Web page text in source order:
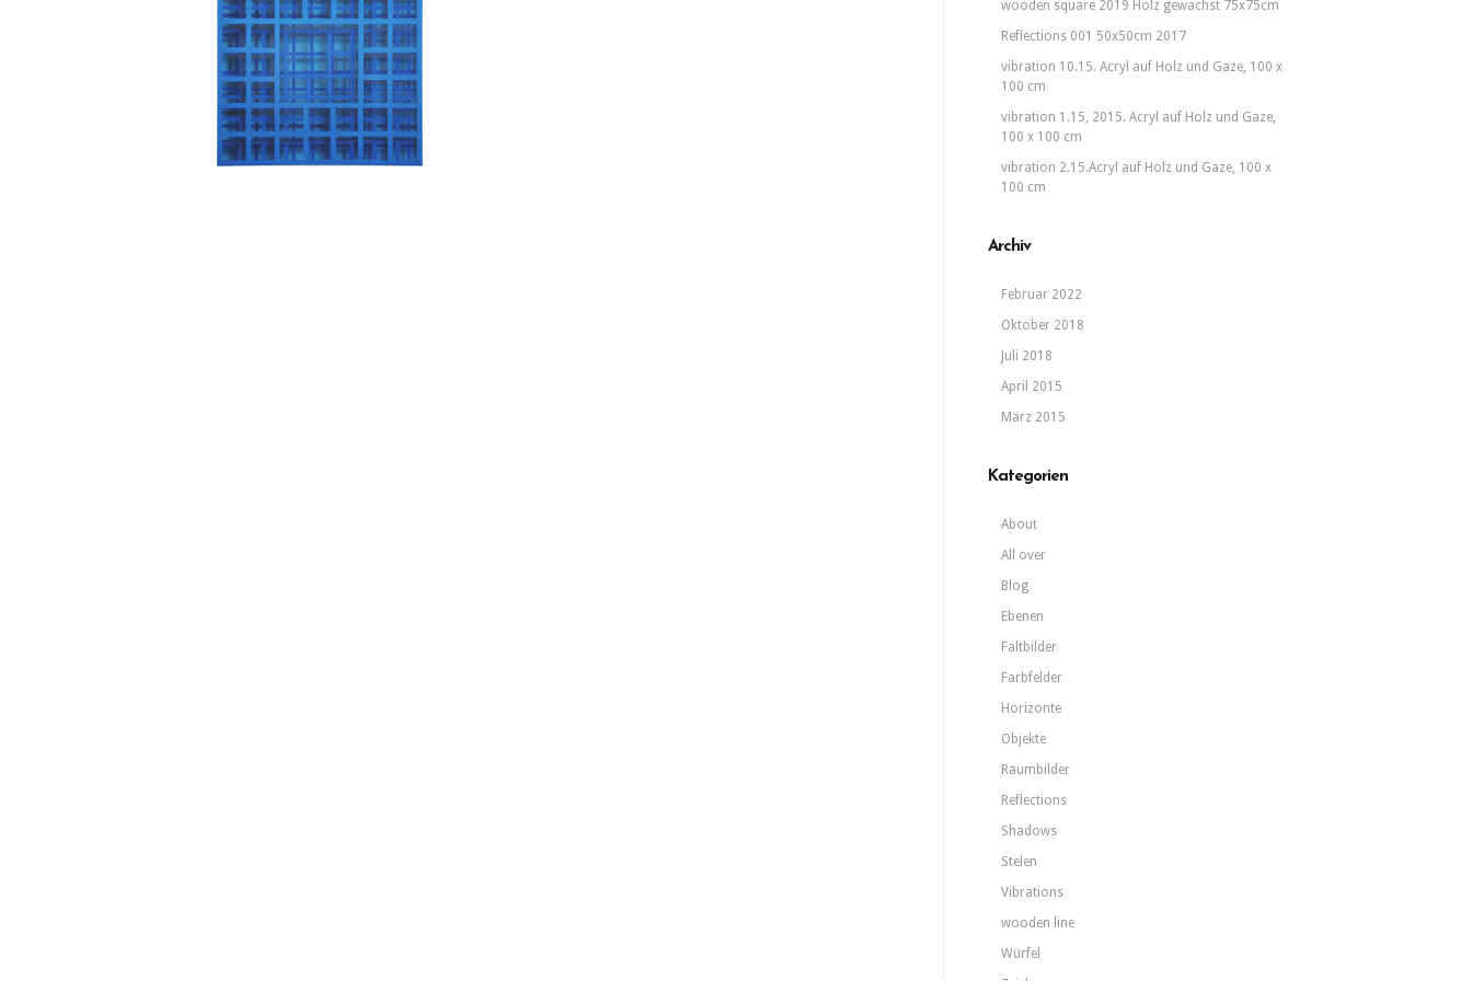
100
cm.
wooden square 2019 Holz gewachst 75x75cm
Reflections 001 50x50cm 2017
vibration 10.15. Acryl auf Holz und Gaze, 100 x
100 cm
vibration 1.15, 2015. Acryl auf Holz und Gaze,
100 x 100 cm
vibration 2.15.Acryl auf Holz und Gaze, 100 x
100 cm
Archiv
Februar 2022
Oktober 2018
Juli 2018
April 2015
März 2015
Kategorien
About
All over
Blog
Ebenen
Faltbilder
Farbfelder
Horizonte
Objekte
Raumbilder
Reflections
Shadows
Stelen
Vibrations
wooden line
Würfel